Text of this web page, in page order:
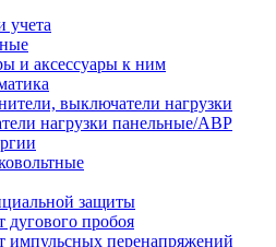
учета
и аксессуары к ним
выключатели нагрузки
нагрузки панельные/АВР
защиты
дугового пробоя
импульсных перенапряжений